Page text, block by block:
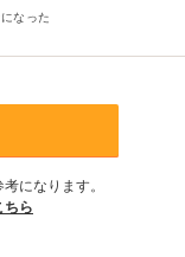
なった
になります。
ちら